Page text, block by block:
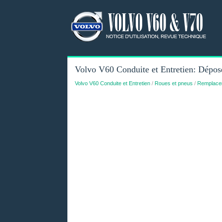
Volvo V60 Conduite et Entretien:
Volvo V60 Conduite et Entretien/ Roues et pneus /